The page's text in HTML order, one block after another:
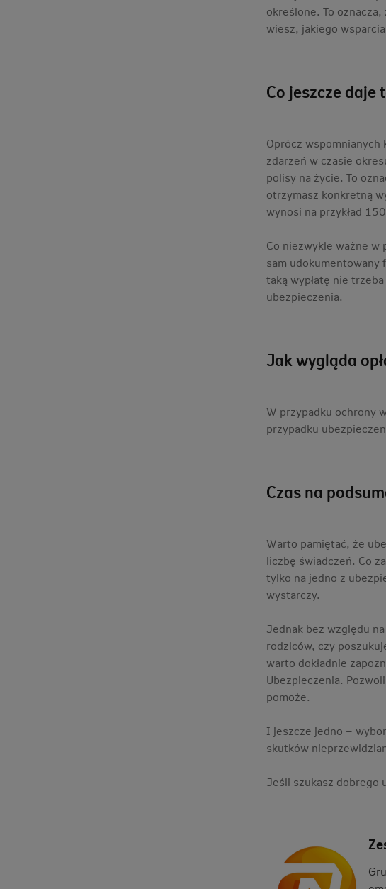
określone. To
wiesz, jakiego
Co jeszcze daje
Oprócz
zdarzeń w czasie
polisy na życie. To
otrzymasz konkretną
wynosi na przykład
Co niezwykle ważne w
sam udokumentowany
taką wypłatę nie
ubezpieczenia.
Jak wygląda
W przypadku ochrony
przypadku
Czas na
Warto pamiętać, że
liczbę świadczeń. Co
tylko na jedno z
wystarczy.
Jednak bez względu
rodziców, czy
warto dokładnie
Ubezpieczenia.
pomoże.
I jeszcze jedno –
skutków
Jeśli szukasz dobrego